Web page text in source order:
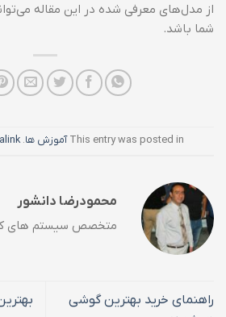
از مدل‌های معرفی شده در این مقاله
شما باشد.
This entry was posted in آموزش ها. Bookmark the
محمودرضا دانشور
متخصص سیستم های
راهنمای خرید بهترین گوشی